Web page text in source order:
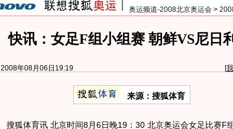
奥运频道-2008北京奥运会 >
快讯：女足F组小组赛 朝鲜VS尼日
2008年08月06日19:19 [
来源：搜狐体育
搜狐体育讯 北京时间8月6日晚19：30 北京奥运会女足比赛F